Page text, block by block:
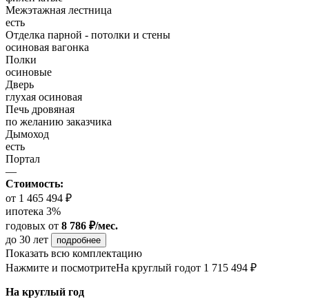
Межэтажная лестница
есть
Отделка парной - потолки и стены
осиновая вагонка
Полки
осиновые
Дверь
глухая осиновая
Печь дровяная
по желанию заказчика
Дымоход
есть
Портал
—
Стоимость:
от 1 465 494 ₽
ипотека 3%
годовых от 8 786 ₽/мес.
до 30 лет
подробнее
Показать всю комплектацию
Нажмите и посмотритеНа круглый годот 1 715 494 ₽
На круглый год